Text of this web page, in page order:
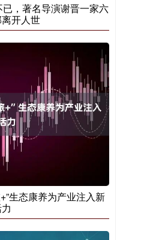
，著名导演谢晋一家六
开人世
生态康养为产业注入新